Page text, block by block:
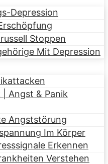
Depression
Stoppen
Mit Depression
Angst & Panik
Angststörung
Im Körper
Erkennen
Verstehen